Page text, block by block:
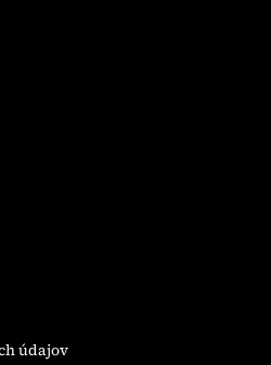
údajov